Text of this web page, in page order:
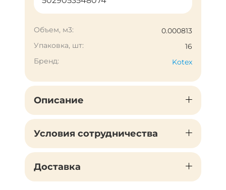
Объем, м3:
0.000813
Упаковка, шт:
16
Бренд:
Kotex
Описание
Условия сотрудничества
Доставка